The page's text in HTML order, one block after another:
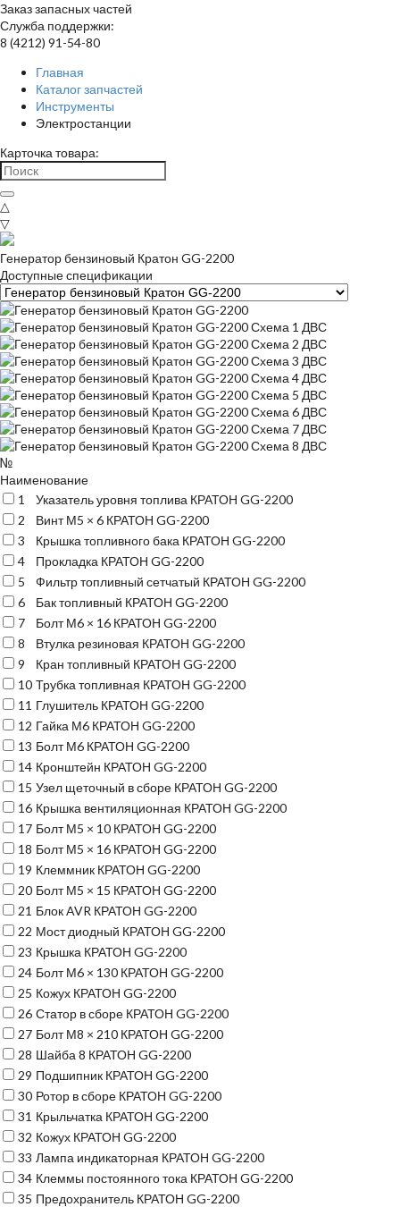
Заказ запасных частей
Служба поддержки:
8 (4212) 91-54-80
Главная
Каталог запчастей
Инструменты
Электростанции
Карточка товара:
△
▽
Генератор бензиновый Кратон GG-2200
Доступные спецификации
№
Наименование
1
Указатель уровня топлива КРАТОН GG-2200
2
Винт М5 × 6 КРАТОН GG-2200
3
Крышка топливного бака КРАТОН GG-2200
4
Прокладка КРАТОН GG-2200
5
Фильтр топливный сетчатый КРАТОН GG-2200
6
Бак топливный КРАТОН GG-2200
7
Болт М6 × 16 КРАТОН GG-2200
8
Втулка резиновая КРАТОН GG-2200
9
Кран топливный КРАТОН GG-2200
10 Трубка топливная КРАТОН GG-2200
11 Глушитель КРАТОН GG-2200
12 Гайка М6 КРАТОН GG-2200
13 Болт М6 КРАТОН GG-2200
14 Кронштейн КРАТОН GG-2200
15 Узел щеточный в сборе КРАТОН GG-2200
16 Крышка вентиляционная КРАТОН GG-2200
17 Болт М5 × 10 КРАТОН GG-2200
18 Болт М5 × 16 КРАТОН GG-2200
19 Клеммник КРАТОН GG-2200
20 Болт М5 × 15 КРАТОН GG-2200
21 Блок AVR КРАТОН GG-2200
22 Мост диодный КРАТОН GG-2200
23 Крышка КРАТОН GG-2200
24 Болт М6 × 130 КРАТОН GG-2200
25 Кожух КРАТОН GG-2200
26 Статор в сборе КРАТОН GG-2200
27 Болт М8 × 210 КРАТОН GG-2200
28 Шайба 8 КРАТОН GG-2200
29 Подшипник КРАТОН GG-2200
30 Ротор в сборе КРАТОН GG-2200
31 Крыльчатка КРАТОН GG-2200
32 Кожух КРАТОН GG-2200
33 Лампа индикаторная КРАТОН GG-2200
34 Клеммы постоянного тока КРАТОН GG-2200
35 Предохранитель КРАТОН GG-2200